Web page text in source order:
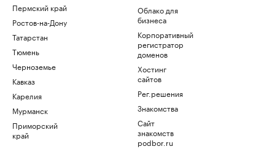
Пермский край
Ростов-на-Дону
Татарстан
Тюмень
Черноземье
Кавказ
Карелия
Мурманск
Приморский
край
Облако для
бизнеса
Корпоративный
регистратор
доменов
Хостинг
сайтов
Рег.решения
Знакомства
Сайт
знакомств
podbor.ru